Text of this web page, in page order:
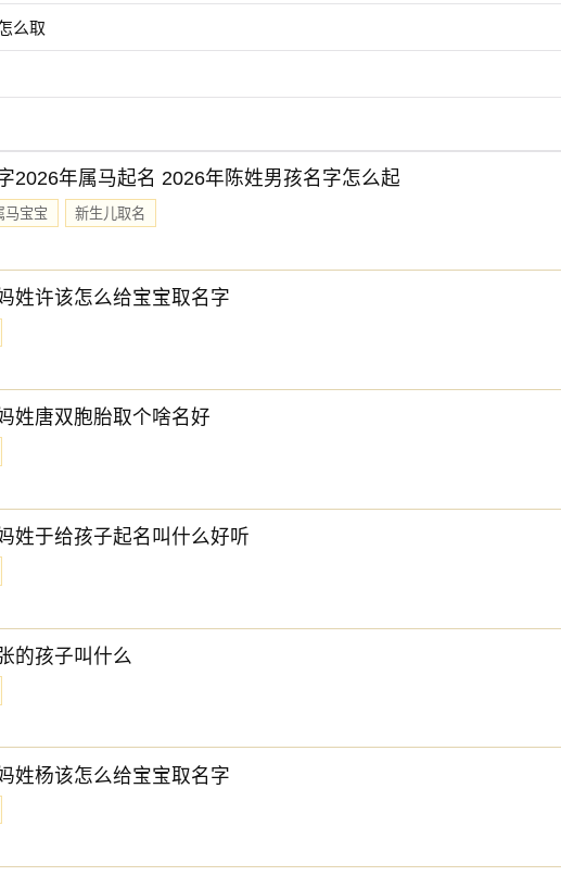
【凌栩】
【义瑶】
冬瑶】
之夏】
【亦闲】
宝取一个好名字吗？选择下方的
么取
2026年属马起名 2026年陈姓男孩名字怎么起
马宝宝 新生儿取名
姓许该怎么给宝宝取名字
姓唐双胞胎取个啥名好
姓于给孩子起名叫什么好听
的孩子叫什么
姓杨该怎么给宝宝取名字